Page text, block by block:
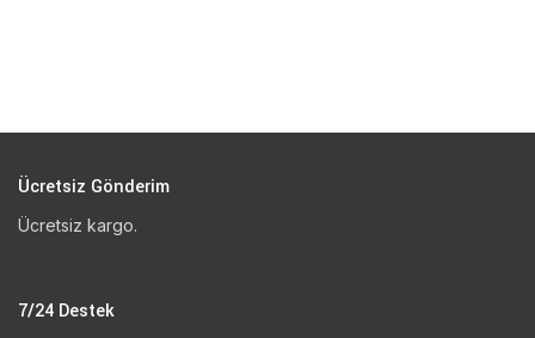
Ücretsiz Gönderim
Ücretsiz kargo.
7/24 Destek